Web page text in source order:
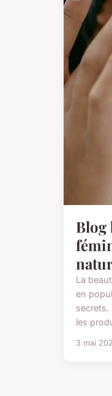
Blog
La
en
secrets.
les
3 mai